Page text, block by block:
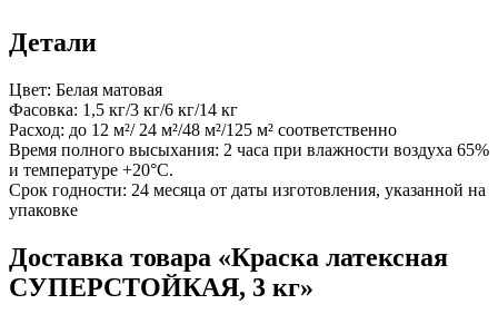
Детали
Цвет: Белая матовая
Фасовка: 1,5 кг/3 кг/6 кг/14 кг
Расход: до 12 м²/ 24 м²/48 м²/125 м² соответственно
Время полного высыхания: 2 часа при влажности воздуха 65%
и температуре +20°С.
Срок годности: 24 месяца от даты изготовления, указанной на
упаковке
Доставка товара «Краска латексная
СУПЕРСТОЙКАЯ, 3 кг»